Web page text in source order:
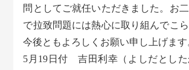
問としてご就任いただきました。お
で拉致問題には熱心に取り組んでこら
今後ともよろしくお願い申し上げます
5月19日付 吉田利幸（よしだとし